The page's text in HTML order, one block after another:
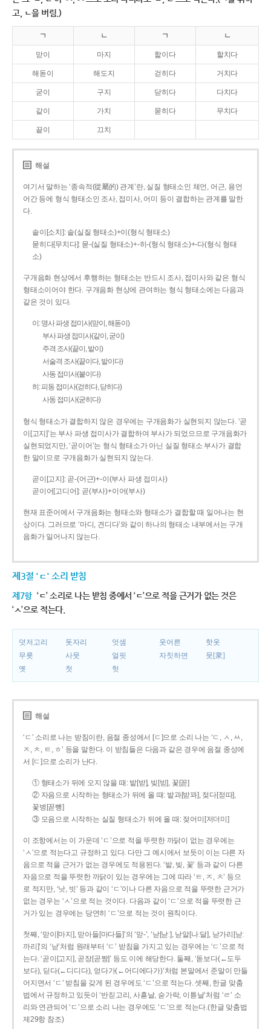
고, ㄴ을 버림.)
ㄱ ㄴ ㄱ ㄴ
맏이 마지 핥이다 할치다
해돋이 해도지 걷히다 거치다
굳이 구지 닫히다 다치다
같이 가치 묻히다 무치다
끝이 끄치
해설
여기서 말하는 ‘종속적(從屬的) 관계’란, 실질 형태소인 체언, 어근, 용언
어간 등에 형식 형태소인 조사, 접미사, 어미 등이 결합하는 관계를 말한
다.
솥이[소치]: 솥(실질 형태소)+이(형식 형태소)
묻히다[무치다]: 묻­-(실질 형태소)+­-히­-(형식 형태소)+-다(형식 형태
소)
구개음화 현상에서 후행하는 형태소는 반드시 조사, 접미사와 같은 형식
형태소이어야 한다. 구개음화 현상에 관여하는 형식 형태소에는 다음과
같은 것이 있다.
이: 명사 파생 접미사(맏이, 해돋이)
부사 파생 접미사(같이, 굳이)
주격 조사(끝이, 밭이)
서술격 조사(끝이다, 밭이다)
사동 접미사(붙이다)
히: 피동 접미사(걷히다, 닫히다)
사동 접미사(굳히다)
형식 형태소가 결합하지 않은 경우에는 구개음화가 실현되지 않는다. ‘곧
이[고지]’는 부사 파생 접미사가 결합하여 부사가 되었으므로 구개음화가
실현되었지만, ‘곧이어’는 형식 형태소가 아닌 실질 형태소 부사가 결합
한 말이므로 구개음화가 실현되지 않는다.
곧이[고지]: 곧-­(어근)+­-이(부사 파생 접미사)
곧이어[고디어]: 곧(부사)+이어(부사)
현재 표준어에서 구개음화는 형태소와 형태소가 결합할 때 일어나는 현
상이다. 그러므로 ‘마디, 견디다’와 같이 하나의 형태소 내부에서는 구개
음화가 일어나지 않는다.
제3절 'ㄷ' 소리 받침
제7항 ‘ㄷ’ 소리로 나는 받침 중에서 ‘ㄷ’으로 적을 근거가 없는 것은
‘ㅅ’으로 적는다.
덧저고리 돗자리 엇셈 웃어른
핫옷
무릇
사뭇 얼핏 자칫하면
뭇[衆]
옛
첫 헛
해설
‘ㄷ’ 소리로 나는 받침이란, 음절 종성에서 [ㄷ]으로 소리 나는 ‘ㄷ, ㅅ, ㅆ,
ㅈ, ㅊ, ㅌ, ㅎ’ 등을 말한다. 이 받침들은 다음과 같은 경우에 음절 종성에
서 [ㄷ]으로 소리가 난다.
① 형태소가 뒤에 오지 않을 때: 밭[받], 빚[빋], 꽃[꼳]
② 자음으로 시작하는 형태소가 뒤에 올 때: 밭과[받꽈], 젖다[젇따],
꽃병[꼳뼝]
③ 모음으로 시작하는 실질 형태소가 뒤에 올 때: 젖어미[저더미]
이 조항에서는 이 가운데 ‘ㄷ’으로 적을 뚜렷한 까닭이 없는 경우에는
‘ㅅ’으로 적는다고 규정하고 있다. 다만 그 예시에서 보듯이 이는 다른 자
음으로 적을 근거가 없는 경우에도 적용된다. ‘밭, 빚, 꽃’ 등과 같이 다른
자음으로 적을 뚜렷한 까닭이 있는 경우에는 그에 따라 ‘ㅌ, ㅈ, ㅊ’ 등으
로 적지만, ‘낫, 빗’ 등과 같이 ‘ㄷ’이나 다른 자음으로 적을 뚜렷한 근거가
없는 경우는 ‘ㅅ’으로 적는 것이다. 다음과 같이 ‘ㄷ’으로 적을 뚜렷한 근
거가 있는 경우에는 당연히 ‘ㄷ’으로 적는 것이 원칙이다.
첫째, ‘맏이[마지], 맏아들[마다들]’의 ‘맏-’, ‘낟[낟ː], 낟알[나ː달], 낟가리[낟ː
까리]’의 ‘낟’처럼 원래부터 ‘ㄷ’ 받침을 가지고 있는 경우에는 ‘ㄷ’으로 적
는다. ‘곧이[고지], 곧장[곧짱]’ 등도 이에 해당한다. 둘째, ‘돋보다(←도두
보다), 딛다(←디디다), 얻다가(←어디에다가)’처럼 본말에서 준말이 만들
어지면서 ‘ㄷ’ 받침을 갖게 된 경우에도 ‘ㄷ’으로 적는다. 셋째, 한글 맞춤
법에서 규정하고 있듯이 ‘반짇고리, 사흗날, 숟가락, 이튿날’처럼 ‘ㄹ’ 소
리와 연관되어 ‘ㄷ’으로 소리 나는 경우에도 ‘ㄷ’으로 적는다.(한글 맞춤법
제29항 참조)